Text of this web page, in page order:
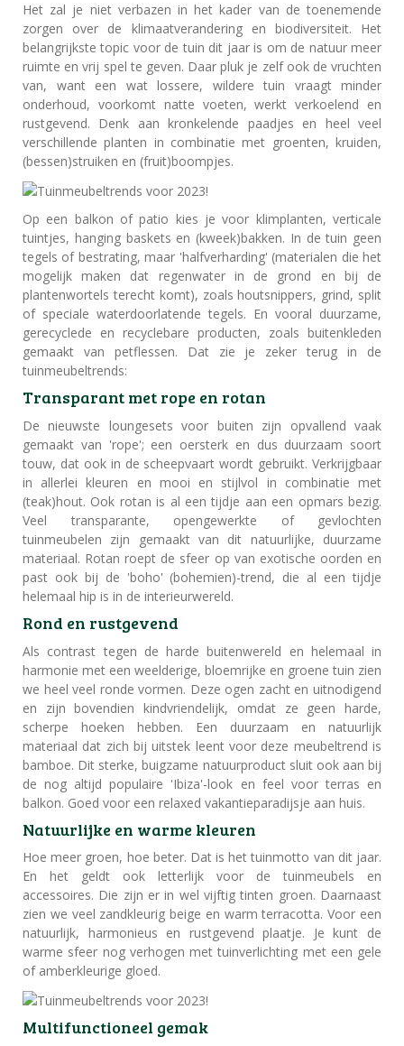
Het zal je niet verbazen in het kader van de toenemende
zorgen over de klimaatverandering en biodiversiteit. Het
belangrijkste topic voor de tuin dit jaar is om de natuur meer
ruimte en vrij spel te geven. Daar pluk je zelf ook de vruchten
van, want een wat lossere, wildere tuin vraagt minder
onderhoud, voorkomt natte voeten, werkt verkoelend en
rustgevend. Denk aan kronkelende paadjes en heel veel
verschillende planten in combinatie met groenten, kruiden,
(bessen)struiken en (fruit)boompjes.
Op een balkon of patio kies je voor klimplanten, verticale
tuintjes, hanging baskets en (kweek)bakken. In de tuin geen
tegels of bestrating, maar 'halfverharding' (materialen die het
mogelijk maken dat regenwater in de grond en bij de
plantenwortels terecht komt), zoals houtsnippers, grind, split
of speciale waterdoorlatende tegels. En vooral duurzame,
gerecyclede en recyclebare producten, zoals buitenkleden
gemaakt van petflessen. Dat zie je zeker terug in de
tuinmeubeltrends:
Transparant met rope en rotan
De nieuwste loungesets voor buiten zijn opvallend vaak
gemaakt van 'rope'; een oersterk en dus duurzaam soort
touw, dat ook in de scheepvaart wordt gebruikt. Verkrijgbaar
in allerlei kleuren en mooi en stijlvol in combinatie met
(teak)hout. Ook rotan is al een tijdje aan een opmars bezig.
Veel transparante, opengewerkte of gevlochten
tuinmeubelen zijn gemaakt van dit natuurlijke, duurzame
materiaal. Rotan roept de sfeer op van exotische oorden en
past ook bij de 'boho' (bohemien)-trend, die al een tijdje
helemaal hip is in de interieurwereld.
Rond en rustgevend
Als contrast tegen de harde buitenwereld en helemaal in
harmonie met een weelderige, bloemrijke en groene tuin zien
we heel veel ronde vormen. Deze ogen zacht en uitnodigend
en zijn bovendien kindvriendelijk, omdat ze geen harde,
scherpe hoeken hebben. Een duurzaam en natuurlijk
materiaal dat zich bij uitstek leent voor deze meubeltrend is
bamboe. Dit sterke, buigzame natuurproduct sluit ook aan bij
de nog altijd populaire 'Ibiza'-look en feel voor terras en
balkon. Goed voor een relaxed vakantieparadijsje aan huis.
Natuurlijke en warme kleuren
Hoe meer groen, hoe beter. Dat is het tuinmotto van dit jaar.
En het geldt ook letterlijk voor de tuinmeubels en
accessoires. Die zijn er in wel vijftig tinten groen. Daarnaast
zien we veel zandkleurig beige en warm terracotta. Voor een
natuurlijk, harmonieus en rustgevend plaatje. Je kunt de
warme sfeer nog verhogen met tuinverlichting met een gele
of amberkleurige gloed.
Multifunctioneel gemak